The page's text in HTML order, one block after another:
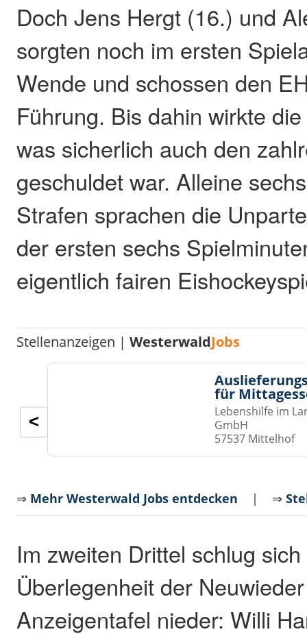
Doch Jens Hergt (16.) und
sorgten noch im ersten
Wende und schossen den
Führung. Bis dahin wirkte
was sicherlich auch den
geschuldet war. Alleine
Strafen sprachen die
der ersten sechs
eigentlich fairen
Stellenanzeigen |WesterwaldJobs
für
Lebenshilfe im
GmbH
57537 Mittelhof
<
⇒ Mehr Westerwald Jobs entdecken | ⇒
Im zweiten Drittel schlug
Überlegenheit der
Anzeigentafel nieder: Willi